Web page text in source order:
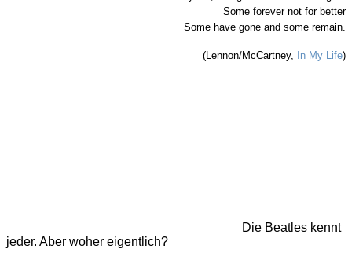
Woher
ich
eigentlich
Beatles
Some forever not for better
Some have gone and some remain.
(Lennon/McCartney, In My Life)
Die Beatles kennt
jeder. Aber woher eigentlich?